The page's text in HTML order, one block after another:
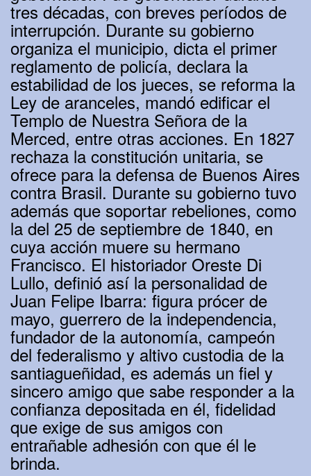
tres décadas, con breves períodos de
interrupción. Durante su gobierno
organiza el municipio, dicta el primer
reglamento de policía, declara la
estabilidad de los jueces, se reforma la
Ley de aranceles, mandó edificar el
Templo de Nuestra Señora de la
Merced, entre otras acciones. En 1827
rechaza la constitución unitaria, se
ofrece para la defensa de Buenos Aires
contra Brasil. Durante su gobierno tuvo
además que soportar rebeliones, como
la del 25 de septiembre de 1840, en
cuya acción muere su hermano
Francisco. El historiador Oreste Di
Lullo, definió así la personalidad de
Juan Felipe Ibarra: figura prócer de
mayo, guerrero de la independencia,
fundador de la autonomía, campeón
del federalismo y altivo custodia de la
santiagueñidad, es además un fiel y
sincero amigo que sabe responder a la
confianza depositada en él, fidelidad
que exige de sus amigos con
entrañable adhesión con que él le
brinda.